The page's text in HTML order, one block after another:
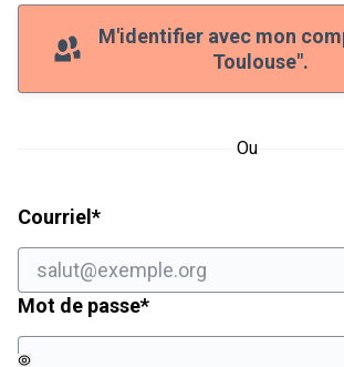
M'identifier avec mon
Toulouse".
Ou
Courriel *Champ obligatoire
Mot de passe*Champ obligatoire